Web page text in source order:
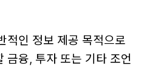
적인 정보 제공 목적으로
금융, 투자 또는 기타 조언